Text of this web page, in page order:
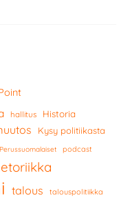
hallitus Historia
Kysy politiikasta
Perussuomalaiset podcast
talous talouspolitiikka